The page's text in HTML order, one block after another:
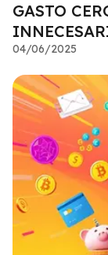
GASTO
04/06/2025